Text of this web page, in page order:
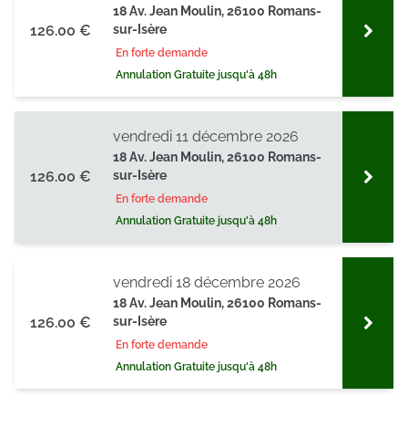
126.00 €
18 Av. Jean Moulin, 26100 Romans-
sur-Isère
En forte demande
Annulation Gratuite jusqu'à 48h
126.00 €
18 Av. Jean Moulin, 26100 Romans-
sur-Isère
En forte demande
Annulation Gratuite jusqu'à 48h
vendredi 11 décembre 2026
126.00 €
18 Av. Jean Moulin, 26100 Romans-
sur-Isère
En forte demande
Annulation Gratuite jusqu'à 48h
vendredi 18 décembre 2026